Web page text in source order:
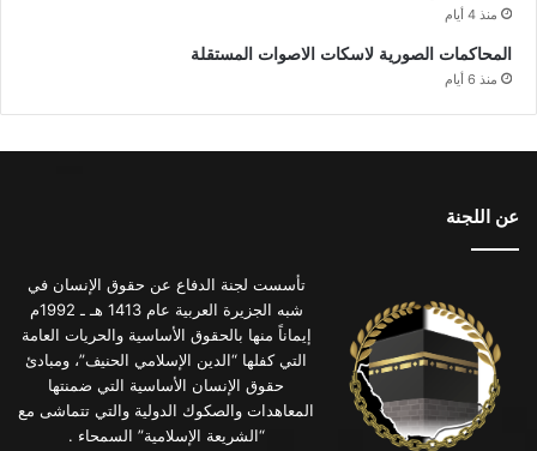
منذ 4 أيام
المحاكمات الصورية لاسكات الاصوات المستقلة
منذ 6 أيام
عن اللجنة
تأسست لجنة الدفاع عن حقوق الإنسان في
شبه الجزيرة العربية عام 1413 هـ ـ 1992م
إيماناً منها بالحقوق الأساسية والحريات العامة
التي كفلها “الدين الإسلامي الحنيف”، ومبادئ
حقوق الإنسان الأساسية التي ضمنتها
المعاهدات والصكوك الدولية والتي تتماشى مع
“الشريعة الإسلامية” السمحاء .